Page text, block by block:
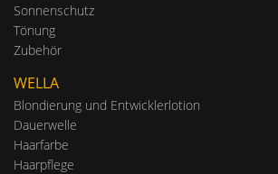
Sonnenschutz
Tönung
Zubehör
WELLA
Blondierung und Entwicklerlotion
Dauerwelle
Haarfarbe
Haarpflege